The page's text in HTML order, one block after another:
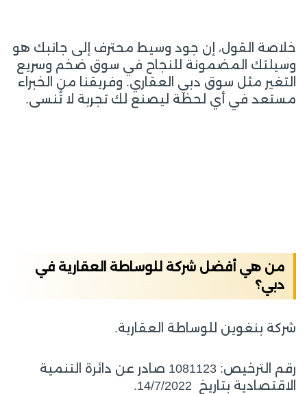
خلاصة القول، إن جود وسيط محترف إلى جانبك هو
وسيلتك المضمونة للنجاح في سوق ضخم وسريع
التغير مثل سوق دبي العقاري. وفريقنا من الخبراء
مستعد في أي لحظة ليصنع لك تجربة لا تُنسى.
من هي أفضل شركة للوساطة العقارية في
دبي؟
شركة بنغوين للوساطة العقارية.
رقم الترخيص: 1081123 صادر عن دائرة التنمية
الاقتصادية بتاريخ 14/7/2022.